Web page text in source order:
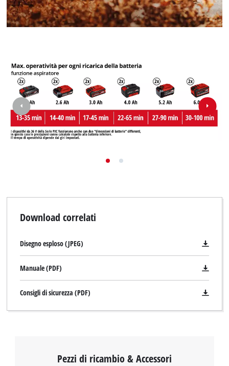
Download correlati
Disegno esploso (JPEG)
Manuale (PDF)
Consigli di sicurezza (PDF)
Pezzi di ricambio & Accessori